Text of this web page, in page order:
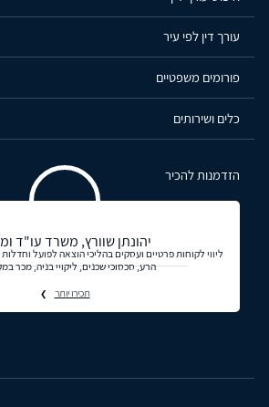
עורך דין לפי עיר
פורומים משפטיים
כלים ושירותים
הזדמנות להכיר
יהונתן שוורץ, משרד עו"ד
ליווי לקוחות פרטיים ועסקים בהליכי הוצאה לפועל
הרע, סכסוכי שכנים, ליקויי בניה, מכר
תכירו יותר